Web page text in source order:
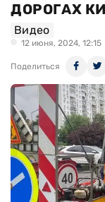
ДОРОГАХ
Видео
12 июня, 2024, 12:15
Поделиться